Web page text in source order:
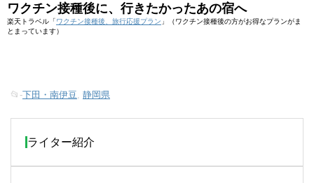
ワクチン接種後に、行きたかったあの宿へ
楽天トラベル「ワクチン接種後、旅行応援プラン 」（ワクチン接種後の方がお得なプランがま
とまっています）
📂-下田・南伊豆 静岡県
ライター紹介